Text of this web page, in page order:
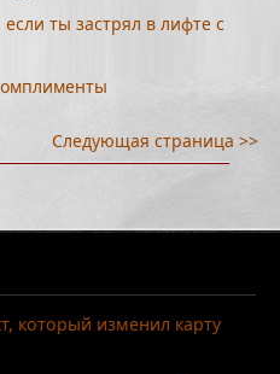
если ты застрял в лифте с
Следующая страница >>
который изменил карту